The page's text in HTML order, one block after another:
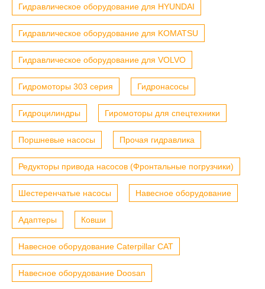
Гидравлическое оборудование для HYUNDAI
Гидравлическое оборудование для KOMATSU
Гидравлическое оборудование для VOLVO
Гидромоторы 303 серия Гидронасосы
Гидроцилиндры Гиромоторы для спецтехники
Поршневые насосы Прочая гидравлика
Редукторы привода насосов (Фронтальные погрузчики)
Шестеренчатые насосы Навесное оборудование
Адаптеры Ковши
Навесное оборудование Caterpillar CAT
Навесное оборудование Doosan